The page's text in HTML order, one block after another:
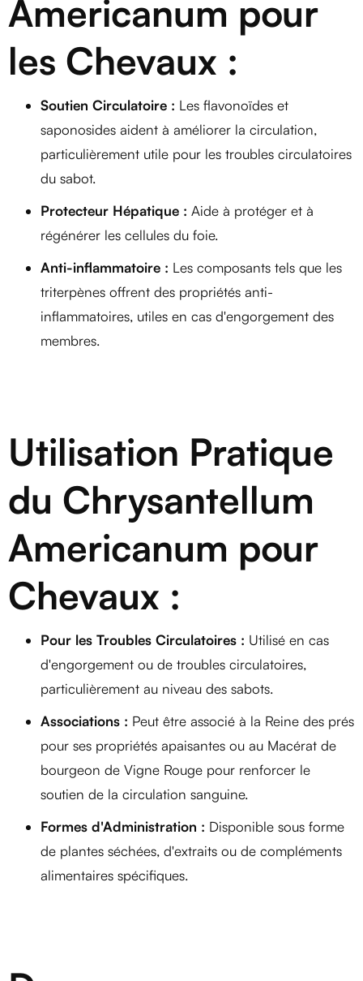
Americanum pour
les Chevaux :
Soutien Circulatoire : Les flavonoïdes et
saponosides aident à améliorer la circulation,
particulièrement utile pour les troubles circulatoires
du sabot.
Protecteur Hépatique : Aide à protéger et à
régénérer les cellules du foie.
Anti-inflammatoire : Les composants tels que les
triterpènes offrent des propriétés anti-
inflammatoires, utiles en cas d'engorgement des
membres.
Utilisation Pratique
du Chrysantellum
Americanum pour
Chevaux :
Pour les Troubles Circulatoires : Utilisé en cas
d'engorgement ou de troubles circulatoires,
particulièrement au niveau des sabots.
Associations : Peut être associé à la Reine des prés
pour ses propriétés apaisantes ou au Macérat de
bourgeon de Vigne Rouge pour renforcer le
soutien de la circulation sanguine.
Formes d'Administration : Disponible sous forme
de plantes séchées, d'extraits ou de compléments
alimentaires spécifiques.